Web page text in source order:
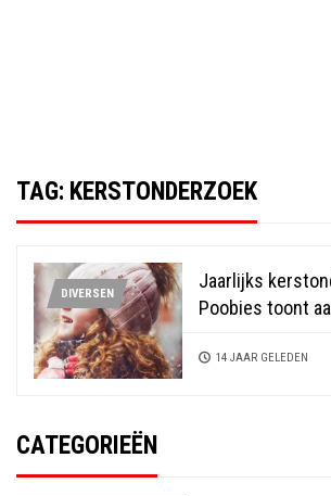
TAG: KERSTONDERZOEK
DIVERSEN
Jaarlijks
Poobies toont
14 JAAR GELEDEN
CATEGORIEËN